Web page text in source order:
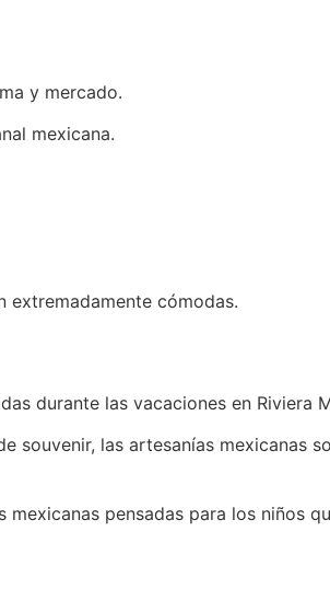
y mercado.
mexicana.
extremadamente cómodas.
durante las vacaciones en Riviera
las artesanías mexicanas
pensadas para los niños